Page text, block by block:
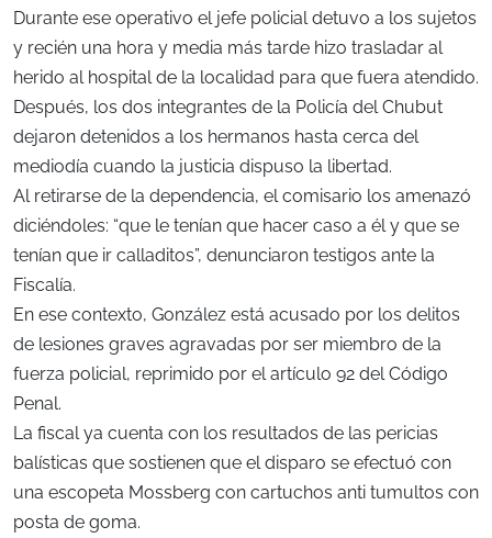
Durante ese operativo el jefe policial detuvo a los sujetos
y recién una hora y media más tarde hizo trasladar al
herido al hospital de la localidad para que fuera atendido.
Después, los dos integrantes de la Policía del Chubut
dejaron detenidos a los hermanos hasta cerca del
mediodía cuando la justicia dispuso la libertad.
Al retirarse de la dependencia, el comisario los amenazó
diciéndoles: “que le tenían que hacer caso a él y que se
tenían que ir calladitos”, denunciaron testigos ante la
Fiscalía.
En ese contexto, González está acusado por los delitos
de lesiones graves agravadas por ser miembro de la
fuerza policial, reprimido por el artículo 92 del Código
Penal.
La fiscal ya cuenta con los resultados de las pericias
balísticas que sostienen que el disparo se efectuó con
una escopeta Mossberg con cartuchos anti tumultos con
posta de goma.